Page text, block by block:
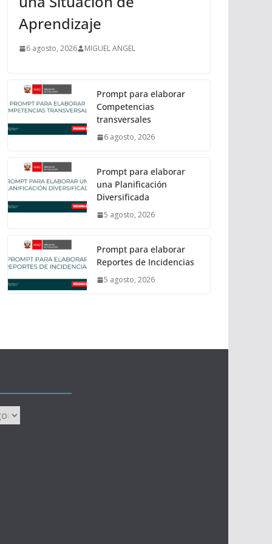
Aprendizaje
6 agosto, 2026 MIGUEL ANGEL
Prompt para elaborar
Competencias
transversales
6 agosto, 2026
Prompt para elaborar
una Planificación
Diversificada
5 agosto, 2026
Prompt para elaborar
Reportes de Incidencias
5 agosto, 2026